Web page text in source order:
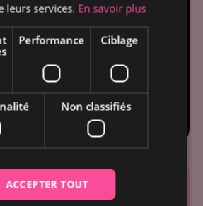
l'édition
2025
leurs services. En savoir plus
Performance Ciblage
Non classifiés
ACCEPTER TOUT